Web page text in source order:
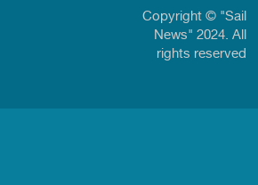
Copyright © "Sail
News" 2024. All
rights reserved